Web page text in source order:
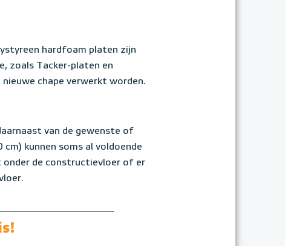
hardfoam platen zijn
zoals Tacker-platen en
chape verwerkt worden.
van de gewenste of
kunnen soms al voldoende
de constructievloer of er